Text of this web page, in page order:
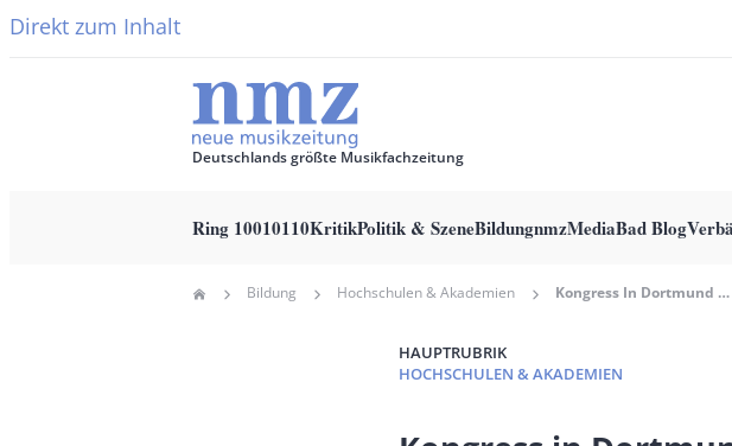
Direkt zum Inhalt
Deutschlands größte Musikfachzeitung
navigation
Ring 10010110KritikPolitik & SzeneBildungnmzMediaBad Blog
Home Bildung Hochschulen & Akademien Kongress In Dortmund Widmet Sich Der Leseförderung
HAUPTRUBRIK
HOCHSCHULEN & AKADEMIEN
Banner